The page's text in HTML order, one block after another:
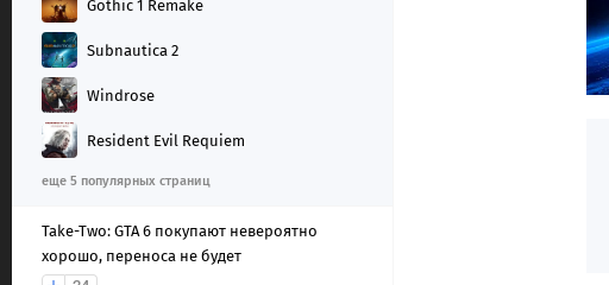
Gothic 1 Remake
Subnautica 2
Windrose
Resident Evil Requiem
еще 5 популярных страниц
Take-Two: GTA 6 покупают невероятно
хорошо, переноса не будет